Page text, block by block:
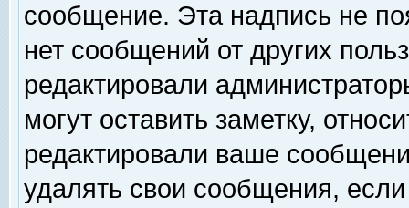
сообщение. Эта надпись не
нет сообщений от других
редактировали
могут оставить заметку,
редактировали ваше
удалять свои сообщения,